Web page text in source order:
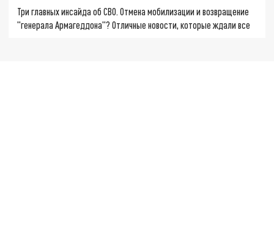
Три главных инсайда об СВО. Отмена мобилизации и возвращение
"генерала Армагеддона"? Отличные новости, которые ждали все